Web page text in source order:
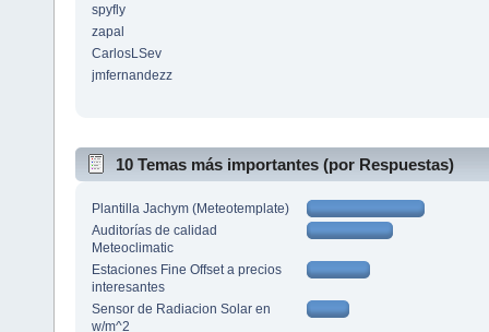
spyfly
zapal
CarlosLSev
jmfernandezz
10 Temas más importantes (por Respuestas)
Plantilla Jachym (Meteotemplate)
Auditorías de calidad
Meteoclimatic
Estaciones Fine Offset a precios
interesantes
Sensor de Radiacion Solar en
w/m^2